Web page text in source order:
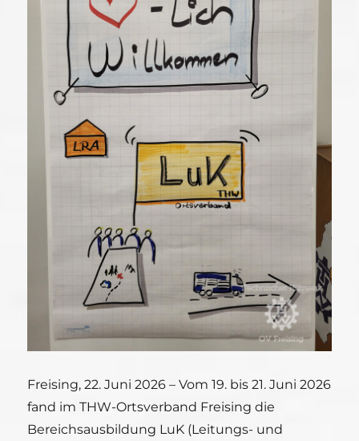
Freising, 22. Juni 2026 – Vom 19. bis 21. Juni 2026
fand im THW-Ortsverband Freising die
Bereichsausbildung LuK (Leitungs- und